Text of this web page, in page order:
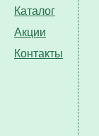
Каталог
Акции
Контакты